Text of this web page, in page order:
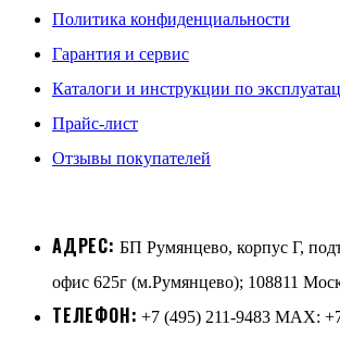
Политика конфиденциальности
Гарантия и сервис
Каталоги и инструкции по
Прайс-лист
Отзывы покупателей
АДРЕС: БП Румянцево, корпус Г,
офис 625г (м.Румянцево); 108811
ТЕЛЕФОН: +7 (495) 211-9483 MAX: